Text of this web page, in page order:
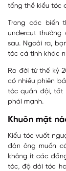
tổng thể kiểu tóc
Trong các biến
undercut
sau. Ngoài ra,
tóc cá tính khác
Ra đời từ thế kỷ
có nhiều phiên
tóc quân đội, tất
phái mạnh.
Khuôn mặt
Kiểu tóc vuốt
đàn ông muốn
không ít các
tóc, độ dài tóc